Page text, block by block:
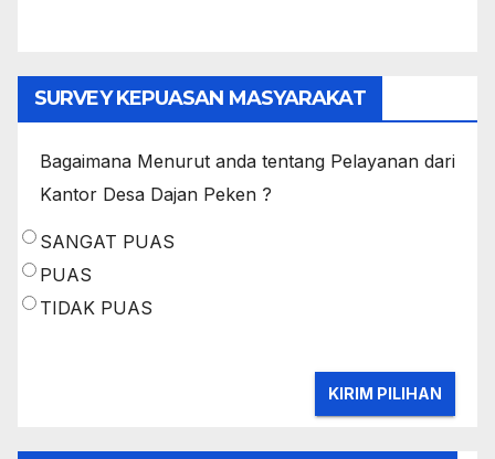
SURVEY KEPUASAN MASYARAKAT
Bagaimana Menurut anda tentang Pelayanan dari
Kantor Desa Dajan Peken ?
SANGAT PUAS
PUAS
TIDAK PUAS